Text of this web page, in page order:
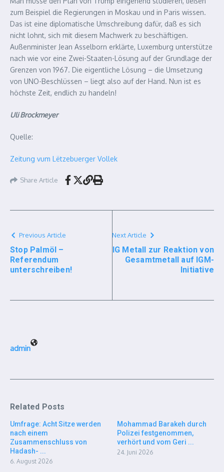
zum Beispiel die Regierungen in Moskau und in Paris wissen.
Das ist eine diplomatische Umschreibung dafür, daß es sich
nicht lohnt, sich mit diesem Machwerk zu beschäftigen.
Außenminister Jean Asselborn erklärte, Luxemburg unterstütze
nach wie vor eine Zwei-Staaten-Lösung auf der Grundlage der
Grenzen von 1967. Die eigentliche Lösung – die Umsetzung
von UNO-Beschlüssen – liegt also auf der Hand. Nun ist es
höchste Zeit, endlich zu handeln!
Uli Brockmeyer
Quelle:
Zeitung vum Lëtzebuerger Vollek
Share Article
Previous Article
Stop Palmöl –
Referendum
unterschreiben!
Next Article
IG Metall zur Reaktion von
Gesamtmetall auf IGM-
Initiative
admin
Related Posts
Umfrage: Acht Sitze werden
nach einem
Zusammenschluss von
Hadash- ...
6. August 2026
Mohammad Barakeh durch
Polizei festgenommen,
verhört und vom Geri ...
24. Juni 2026